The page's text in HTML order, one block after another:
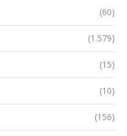
(60)
(1.579)
(15)
(10)
(156)